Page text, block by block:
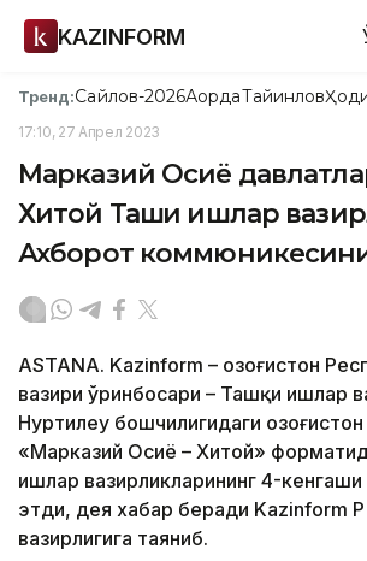
KAZINFORM
Тренд:Сайлов-2026АқордаТайинлов
17:10, 27 Апрел 2023
Марказий Осиё
Хитой Ташқи ишлар
Ахборот коммюникесини
ASTANA. Kazinform – Қозоғистон
вазири ўринбосари – Ташқи ишлар
Нуртилеу бошчилигидаги
«Марказий Осиё – Хитой»
ишлар вазирликларининг 4-
этди, дея хабар беради Kazinform
вазирлигига таяниб.